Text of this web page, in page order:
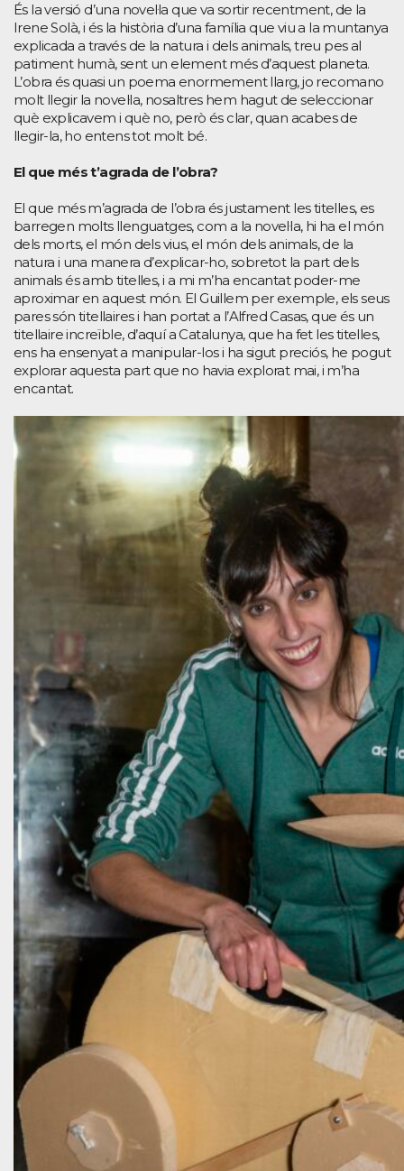
És la versió d’una novel·la que va sortir recentment, de la
Irene Solà, i és la història d’una família que viu a la muntanya
explicada a través de la natura i dels animals, treu pes al
patiment humà, sent un element més d’aquest planeta.
L’obra és quasi un poema enormement llarg, jo recomano
molt llegir la novel·la, nosaltres hem hagut de seleccionar
què explicavem i què no, però és clar, quan acabes de
llegir-la, ho entens tot molt bé.
El que més t’agrada de l’obra?
El que més m’agrada de l’obra és justament les titelles, es
barregen molts llenguatges, com a la novel·la, hi ha el món
dels morts, el món dels vius, el món dels animals, de la
natura i una manera d’explicar-ho, sobretot la part dels
animals és amb titelles, i a mi m’ha encantat poder-me
aproximar en aquest món. El Guillem per exemple, els seus
pares són titellaires i han portat a l’Alfred Casas, que és un
titellaire increïble, d’aquí a Catalunya, que ha fet les titelles,
ens ha ensenyat a manipular-los i ha sigut preciós, he pogut
explorar aquesta part que no havia explorat mai, i m’ha
encantat.